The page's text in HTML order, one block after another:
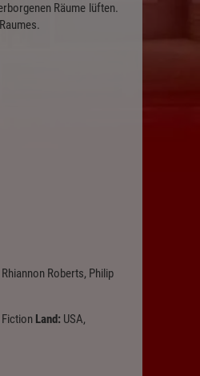
Räume lüften.
Roberts, Philip
Land: USA,